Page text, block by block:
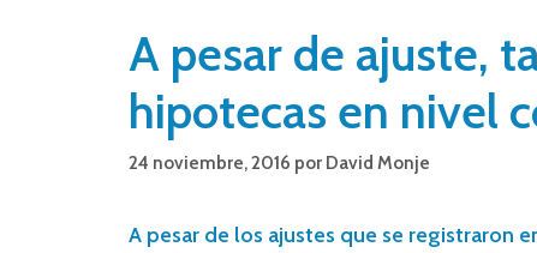
A pesar de ajuste,
hipotecas en nivel
24 noviembre, 2016 por David Monje
A pesar de los ajustes que se registraron